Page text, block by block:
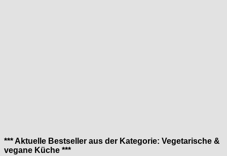
*** Aktuelle Bestseller aus der Kategorie: Vegetarische &
vegane Küche ***